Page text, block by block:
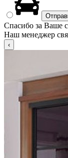
Спасибо за Ваше
Наш менеджер